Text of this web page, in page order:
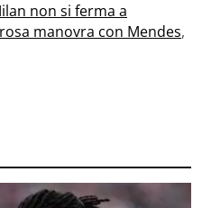
non si ferma a
manovra con Mendes,